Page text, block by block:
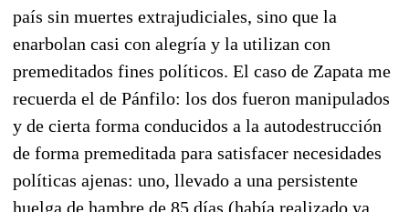
país sin muertes extrajudiciales, sino que la
enarbolan casi con alegría y la utilizan con
premeditados fines políticos. El caso de Zapata me
recuerda el de Pánfilo: los dos fueron manipulados
y de cierta forma conducidos a la autodestrucción
de forma premeditada para satisfacer necesidades
políticas ajenas: uno, llevado a una persistente
huelga de hambre de 85 días (había realizado ya